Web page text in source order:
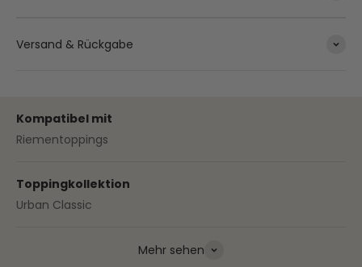
Versand & Rückgabe
Kompatibel mit
Riementoppings
Toppingkollektion
Urban Classic
Mehr sehen